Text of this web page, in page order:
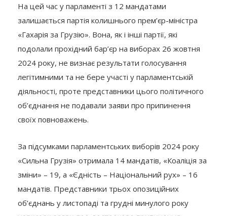
На цей час у парламенті з 12 мандатами
залишається партія колишнього прем’єр-міністра
«Гахарія за Грузію». Вона, як і інші партії, які
подолали прохідний бар’єр на виборах 26 жовтня
2024 року, не визнає результати голосування
легітимними та не бере участі у парламентській
діяльності, проте представники цього політичного
об’єднання не подавали заяви про припинення
своїх повноважень.
За підсумками парламентських виборів 2024 року
«Сильна Грузія» отримала 14 мандатів, «Коаліція за
зміни» – 19, а «Єдність – Національний рух» – 16
мандатів. Представники трьох опозиційних
об’єднань у листопаді та грудні минулого року